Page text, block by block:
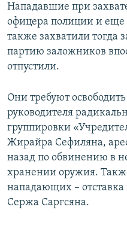
Нападавшие при
офицера полиции и
также захватили тогда
партию заложников
отпустили.
Они требуют
руководителя
группировки
Жирайра Сефиляна,
назад по обвинению в
хранении оружия.
нападающих –
Сержа Саргсяна.